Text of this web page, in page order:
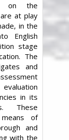
on the
at play
in the
English
stage
The
and
in its
These
of
and
with the